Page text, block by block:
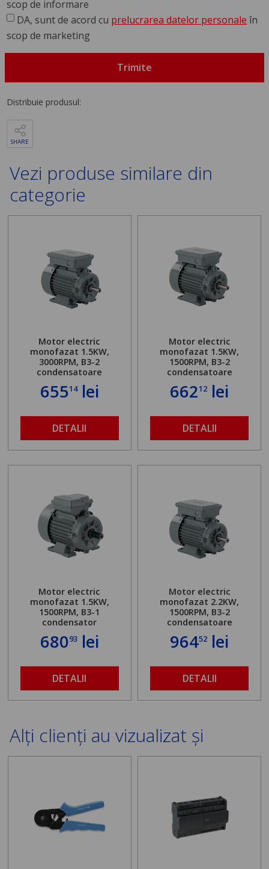
scop de informare
DA, sunt de acord cu prelucrarea datelor personale în
scop de marketing
Trimite
Distribuie produsul:
SHARE
Vezi produse similare din
categorie
Motor electric
monofazat 1.5KW,
3000RPM, B3-2
condensatoare
65514lei
DETALII
Motor electric
monofazat 1.5KW,
1500RPM, B3-2
condensatoare
66212 lei
DETALII
Motor electric
monofazat 1.5KW,
1500RPM, B3-1
condensator
68093lei
DETALII
Motor electric
monofazat 2.2KW,
1500RPM, B3-2
condensatoare
96452 lei
DETALII
Alți clienți au vizualizat și